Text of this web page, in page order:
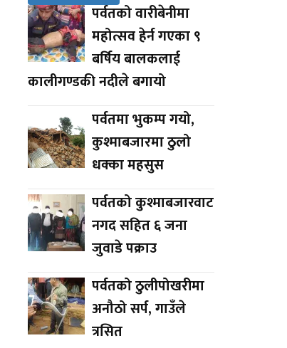
पर्वतको वारीबेनीमा
महोत्सव हेर्न गएका ९
बर्षिय बालकलाई
कालीगण्डकी नदीले बगायो
पर्वतमा भुकम्प गयो,
कुश्माबजारमा ठुलो
धक्का महसुस
पर्वतको कुश्माबजारवाट
नगद सहित ६ जना
जुवाडे पक्राउ
पर्वतको ठुलीपोखरीमा
अनौठो सर्प, गाउँले
त्रसित